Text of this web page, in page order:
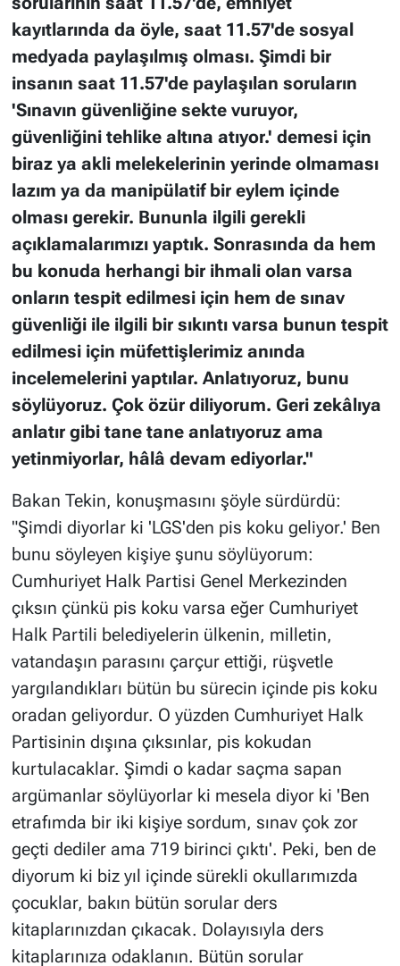
kayıtlarında da öyle, saat 11.57'de sosyal
medyada paylaşılmış olması. Şimdi bir
insanın saat 11.57'de paylaşılan soruların
'Sınavın güvenliğine sekte vuruyor,
güvenliğini tehlike altına atıyor.' demesi için
biraz ya akli melekelerinin yerinde olmaması
lazım ya da manipülatif bir eylem içinde
olması gerekir. Bununla ilgili gerekli
açıklamalarımızı yaptık. Sonrasında da hem
bu konuda herhangi bir ihmali olan varsa
onların tespit edilmesi için hem de sınav
güvenliği ile ilgili bir sıkıntı varsa bunun tespit
edilmesi için müfettişlerimiz anında
incelemelerini yaptılar. Anlatıyoruz, bunu
söylüyoruz. Çok özür diliyorum. Geri zekâlıya
anlatır gibi tane tane anlatıyoruz ama
yetinmiyorlar, hâlâ devam ediyorlar."
Bakan Tekin, konuşmasını şöyle sürdürdü:
"Şimdi diyorlar ki 'LGS'den pis koku geliyor.' Ben
bunu söyleyen kişiye şunu söylüyorum:
Cumhuriyet Halk Partisi Genel Merkezinden
çıksın çünkü pis koku varsa eğer Cumhuriyet
Halk Partili belediyelerin ülkenin, milletin,
vatandaşın parasını çarçur ettiği, rüşvetle
yargılandıkları bütün bu sürecin içinde pis koku
oradan geliyordur. O yüzden Cumhuriyet Halk
Partisinin dışına çıksınlar, pis kokudan
kurtulacaklar. Şimdi o kadar saçma sapan
argümanlar söylüyorlar ki mesela diyor ki 'Ben
etrafımda bir iki kişiye sordum, sınav çok zor
geçti dediler ama 719 birinci çıktı'. Peki, ben de
diyorum ki biz yıl içinde sürekli okullarımızda
çocuklar, bakın bütün sorular ders
kitaplarınızdan çıkacak. Dolayısıyla ders
kitaplarınıza odaklanın. Bütün sorular